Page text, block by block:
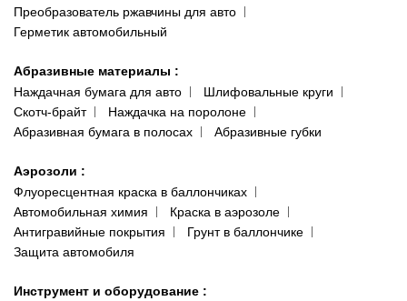
Преобразователь ржавчины для авто
Герметик автомобильный
Абразивные материалы :
Наждачная бумага для авто
Шлифовальные круги
Скотч-брайт
Наждачка на поролоне
Абразивная бумага в полосах
Абразивные губки
Аэрозоли :
Флуоресцентная краска в баллончиках
Автомобильная химия
Краска в аэрозоле
Антигравийные покрытия
Грунт в баллончике
Защита автомобиля
Инструмент и оборудование :